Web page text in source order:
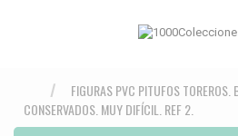
FIGURAS PVC PITUFOS TOREROS.
CONSERVADOS. MUY DIFÍCIL. REF 2.